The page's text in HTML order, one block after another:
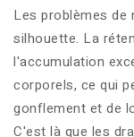
Les problèmes
silhouette. La
l'accumulation
corporels, ce qui
gonflement et de
C'est là que les